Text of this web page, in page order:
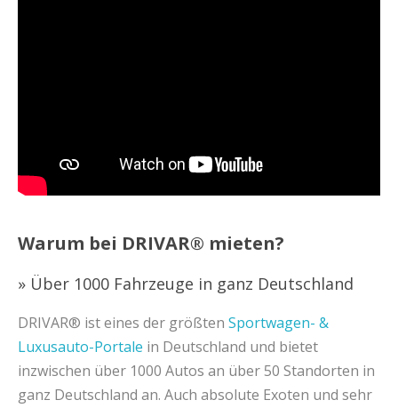
Warum bei DRIVAR® mieten?
» Über 1000 Fahrzeuge in ganz Deutschland
DRIVAR® ist eines der größten Sportwagen- &
Luxusauto-Portale in Deutschland und bietet
inzwischen über 1000 Autos an über 50 Standorten in
ganz Deutschland an. Auch absolute Exoten und sehr